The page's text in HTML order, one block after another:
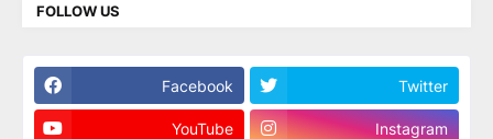
FOLLOW US
Facebook Twitter
YouTube Instagram